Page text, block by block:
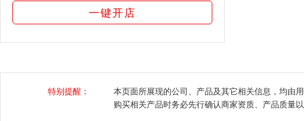
一键开店
特别提醒：
本页面所展现的公司、产品及其它相关信息，均由用
购买相关产品时务必先行确认商家资质、产品质量